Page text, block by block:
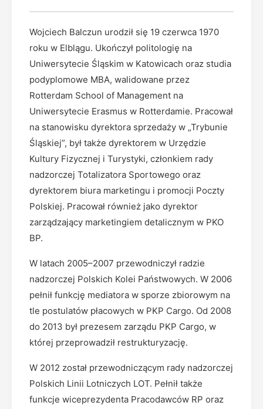
Wojciech Balczun urodził się 19 czerwca 1970
roku w Elblągu. Ukończył politologię na
Uniwersytecie Śląskim w Katowicach oraz studia
podyplomowe MBA, walidowane przez
Rotterdam School of Management na
Uniwersytecie Erasmus w Rotterdamie. Pracował
na stanowisku dyrektora sprzedaży w „Trybunie
Śląskiej”, był także dyrektorem w Urzędzie
Kultury Fizycznej i Turystyki, członkiem rady
nadzorczej Totalizatora Sportowego oraz
dyrektorem biura marketingu i promocji Poczty
Polskiej. Pracował również jako dyrektor
zarządzający marketingiem detalicznym w PKO
BP.
W latach 2005–2007 przewodniczył radzie
nadzorczej Polskich Kolei Państwowych. W 2006
pełnił funkcję mediatora w sporze zbiorowym na
tle postulatów płacowych w PKP Cargo. Od 2008
do 2013 był prezesem zarządu PKP Cargo, w
której przeprowadził restrukturyzację.
W 2012 został przewodniczącym rady nadzorczej
Polskich Linii Lotniczych LOT. Pełnił także
funkcje wiceprezydenta Pracodawców RP oraz